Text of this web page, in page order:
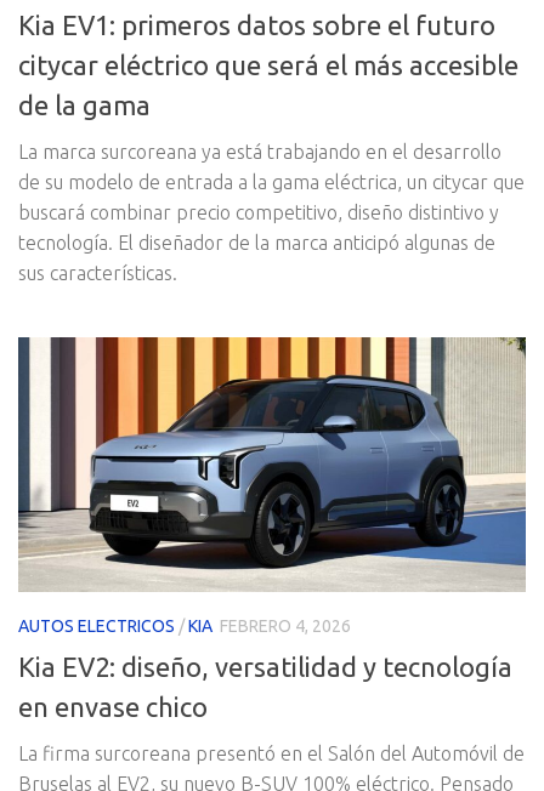
Kia EV1: primeros datos sobre el futuro
citycar eléctrico que será el más accesible
de la gama
La marca surcoreana ya está trabajando en el desarrollo
de su modelo de entrada a la gama eléctrica, un citycar que
buscará combinar precio competitivo, diseño distintivo y
tecnología. El diseñador de la marca anticipó algunas de
sus características.
AUTOS ELECTRICOS /KIA FEBRERO 4, 2026
Kia EV2: diseño, versatilidad y tecnología
en envase chico
La firma surcoreana presentó en el Salón del Automóvil de
Bruselas al EV2, su nuevo B-SUV 100% eléctrico. Pensado